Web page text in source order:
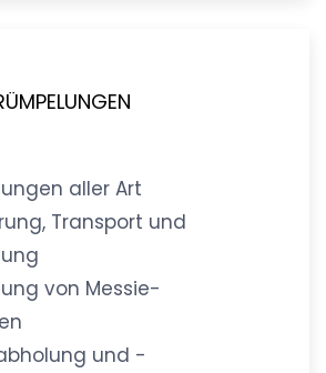
aller Art
Transport und
von Messie-
und -